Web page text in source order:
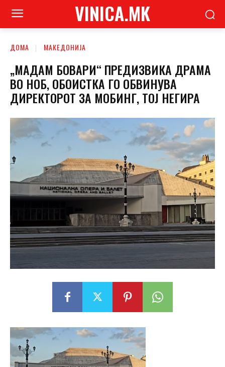
VINICA.MK
ДОМА МАКЕДОНИЈА
„МАДАМ БОВАРИ“ ПРЕДИЗВИКА ДРАМА
ВО НОБ, ОБОИСТКА ГО ОБВИНУВА
ДИРЕКТОРОТ ЗА МОБИНГ, ТОЈ НЕГИРА